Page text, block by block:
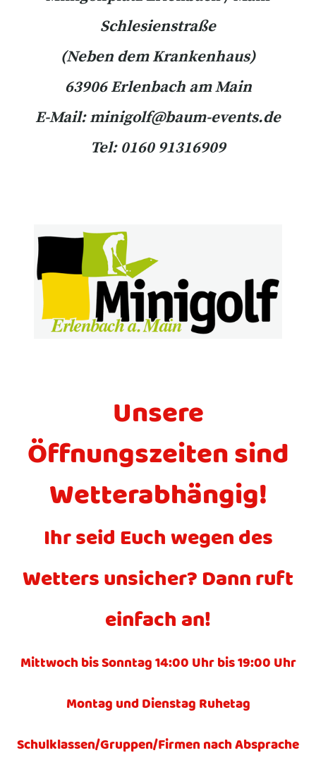
Schlesienstraße
(Neben dem Krankenhaus)
63906 Erlenbach am Main
E-Mail: minigolf@baum-events.de
Tel: 0160 91316909
Unsere
Öffnungszeiten sind
Wetterabhängig!
Ihr seid Euch wegen des
Wetters unsicher? Dann ruft
einfach an!
Mittwoch bis Sonntag 14:00 Uhr bis 19:00 Uhr
Montag und Dienstag Ruhetag
Schulklassen/Gruppen/Firmen nach Absprache